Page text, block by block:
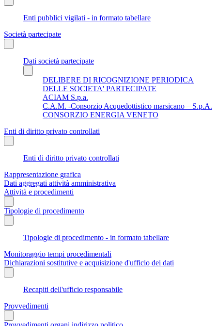
Enti pubblici vigilati - in formato tabellare
Società partecipate
Dati società partecipate
DELIBERE DI RICOGNIZIONE PERIODICA
DELLE SOCIETA' PARTECIPATE
ACIAM S.p.a.
C.A.M. -Consorzio Acquedottistico marsicano – S.p.A.
CONSORZIO ENERGIA VENETO
Enti di diritto privato controllati
Enti di diritto privato controllati
Rappresentazione grafica
Dati aggregati attività amministrativa
Attività e procedimenti
Tipologie di procedimento
Tipologie di procedimento - in formato tabellare
Monitoraggio tempi procedimentali
Dichiarazioni sostitutive e acquisizione d'ufficio dei dati
Recapiti dell'ufficio responsabile
Provvedimenti